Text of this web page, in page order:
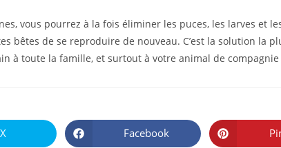
vous pourrez à la fois éliminer les puces, les larves et
bêtes de se reproduire de nouveau. C’est la solution la
à toute la famille, et surtout à votre animal de compagnie
CE
X Ouvrir
Facebook